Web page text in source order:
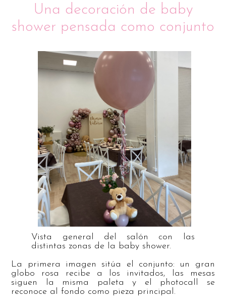
Una decoración de baby
shower pensada como conjunto
Vista general del salón con las
distintas zonas de la baby shower.
La primera imagen sitúa el conjunto: un gran
globo rosa recibe a los invitados, las mesas
siguen la misma paleta y el photocall se
reconoce al fondo como pieza principal.